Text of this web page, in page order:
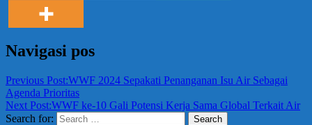
Navigasi pos
Previous Post:WWF 2024 Sepakati Penanganan Isu Air Sebagai
Agenda Prioritas
Next Post:WWF ke-10 Gali Potensi Kerja Sama Global Terkait Air
Search for:
Search